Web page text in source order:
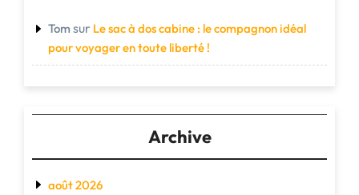
Tom sur Le sac à dos cabine : le compagnon idéal
pour voyager en toute liberté !
Archive
août 2026